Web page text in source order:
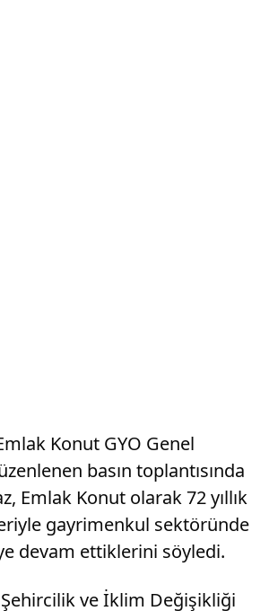
Konut GYO Genel
basın toplantısında
Emlak Konut olarak 72 yıllık
gayrimenkul sektöründe
devam ettiklerini söyledi.
Şehircilik ve İklim Değişikliği